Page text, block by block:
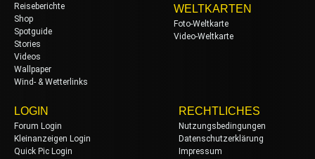
Reiseberichte
Shop
Spotguide
Stories
Videos
Wallpaper
Wind- & Wetterlinks
WELTKARTEN
Foto-Weltkarte
Video-Weltkarte
LOGIN
Forum Login
Kleinanzeigen Login
Quick Pic Login
RECHTLICHES
Nutzungsbedingungen
Datenschutzerklärung
Impressum